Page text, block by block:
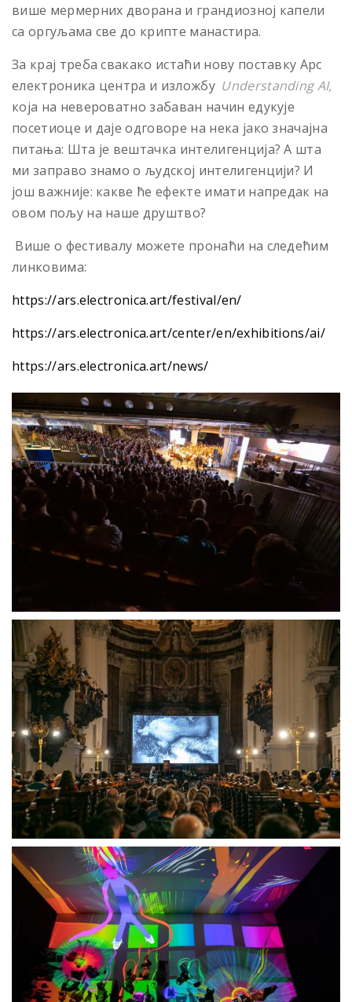
више мермерних дворана и грандиозној капели
са оргуљама све до крипте манастира.
За крај треба свакако истаћи нову поставку Арс
електроника центра и изложбу Understanding AI,
која на невероватно забаван начин едукује
посетиоце и даје одговоре на нека јако значајна
питања: Шта је вештачка интелигенција? А шта
ми заправо знамо о људској интелигенцији? И
још важније: какве ће ефекте имати напредак на
овом пољу на наше друштво?
Више о фестивалу можете пронаћи на следећим
линковима:
https://ars.electronica.art/festival/en/
https://ars.electronica.art/center/en/exhibitions/ai/
https://ars.electronica.art/news/